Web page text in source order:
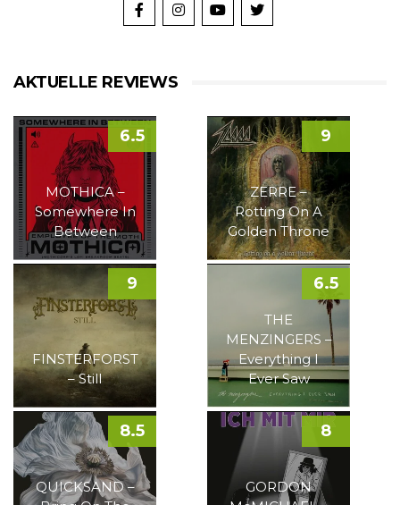
AKTUELLE REVIEWS
MOTHICA –
Somewhere In
Between
6.5
ZERRE –
Rotting On A
Golden Throne
9
FINSTERFORST
– Still
9
THE
MENZINGERS –
Everything I
Ever Saw
6.5
QUICKSAND –
8.5
GORDON
8